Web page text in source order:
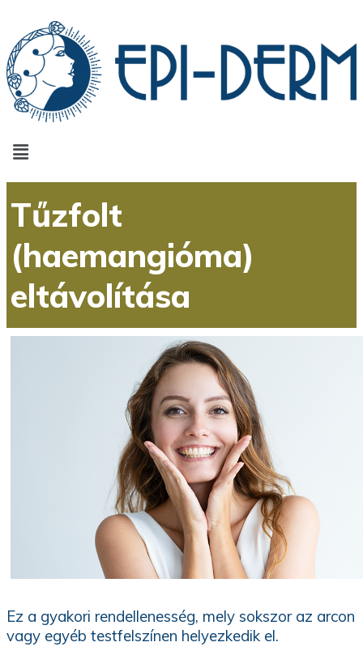
Tűzfolt
(haemangióma)
eltávolítása
Ez a gyakori rendellenesség, mely sokszor az arcon
vagy egyéb testfelszínen helyezkedik el.